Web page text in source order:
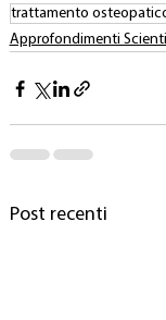
trattamento
Approfondimenti
Post recenti